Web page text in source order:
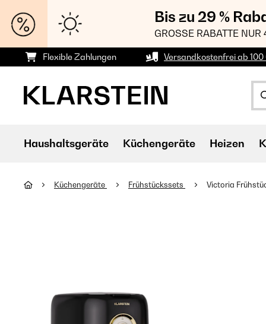
Bis zu 29 %
GROSSE RABATTE
Flexible Zahlungen Versandkostenfrei ab 100
Haushaltsgeräte Küchengeräte Heizen
Küchengeräte Frühstückssets Victoria